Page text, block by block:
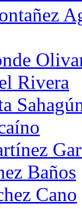
Rivera
Baños
Cano